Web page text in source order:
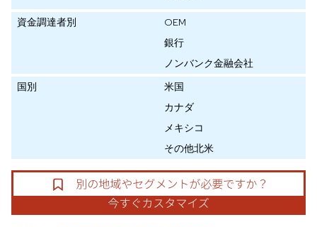
資金調達者別
OEM
銀行
ノンバンク金融会社
国別
米国
カナダ
メキシコ
その他北米